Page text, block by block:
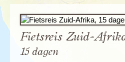
Fietsreis Zuid-
15 dagen